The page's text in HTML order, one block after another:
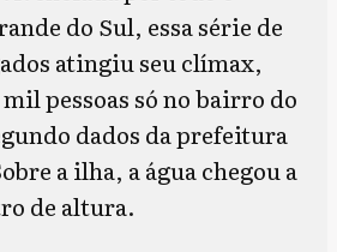
do Sul, essa série de
atingiu seu clímax,
pessoas só no bairro do
dados da prefeitura
a ilha, a água chegou a
de altura.